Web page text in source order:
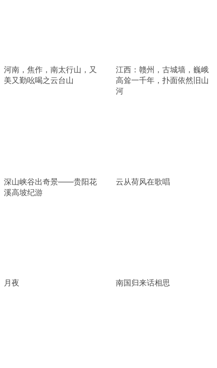
河南，焦作，南太行山，又
美又勤吆喝之云台山
江西：赣州，古城墙，巍峨
高耸一千年，扑面依然旧山
河
深山峡谷出奇景——贵阳花
溪高坡纪游
云从荷风在歌唱
月夜 南国归来话相思